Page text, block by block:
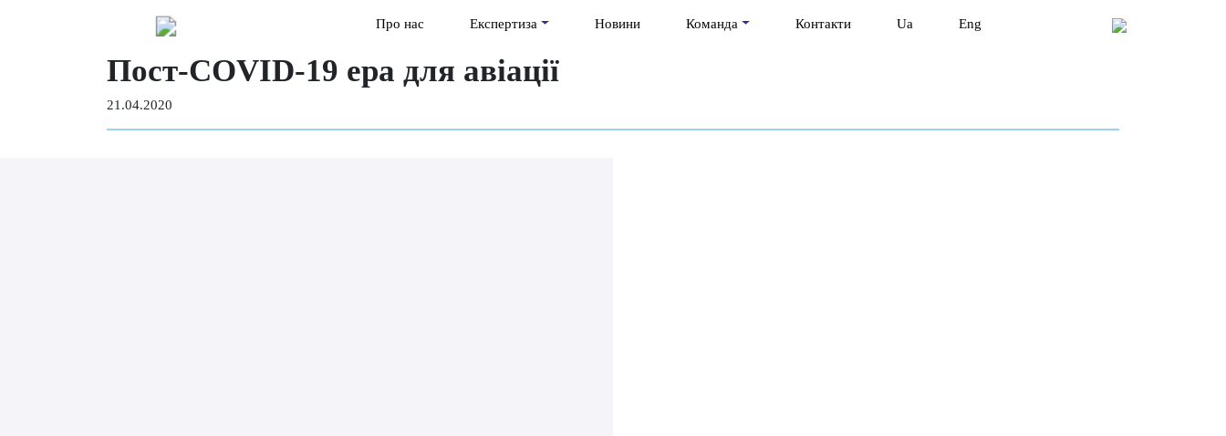
Про нас Експертиза Новини Команда Контакти Ua Eng
Пост-COVID-19 ера для авіації
21.04.2020